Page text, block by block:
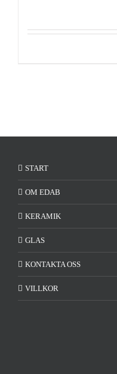
START
OM EDAB
KERAMIK
GLAS
KONTAKTA OSS
VILLKOR